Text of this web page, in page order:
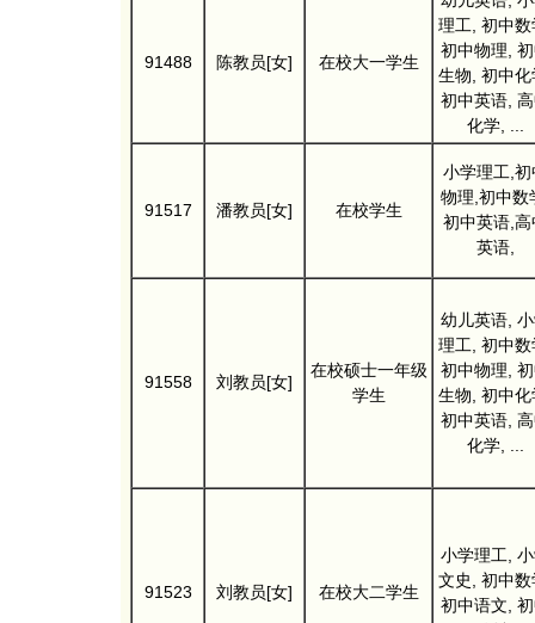
91488 陈教员[女] 在校大一学生
理工, 初中数
初中物理,
生物, 初中化
初中英语,
化学, ...
91517 潘教员[女] 在校学生
小学理工,初
物理,初中数
初中英语,高
英语,
91558 刘教员[女]
在校硕士一年级
学生
幼儿英语,
理工, 初中数
初中物理,
生物, 初中化
初中英语,
化学, ...
91523 刘教员[女] 在校大二学生
小学理工,
文史, 初中数
初中语文,